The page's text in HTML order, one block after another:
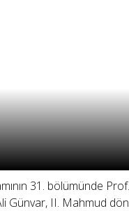
31. bölümünde
Günvar, II. Mahmud